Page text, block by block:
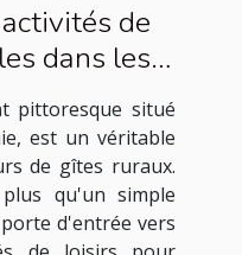
de
dans les
Tarn
pittoresque situé
est un véritable
de gîtes ruraux.
qu'un simple
d'entrée vers